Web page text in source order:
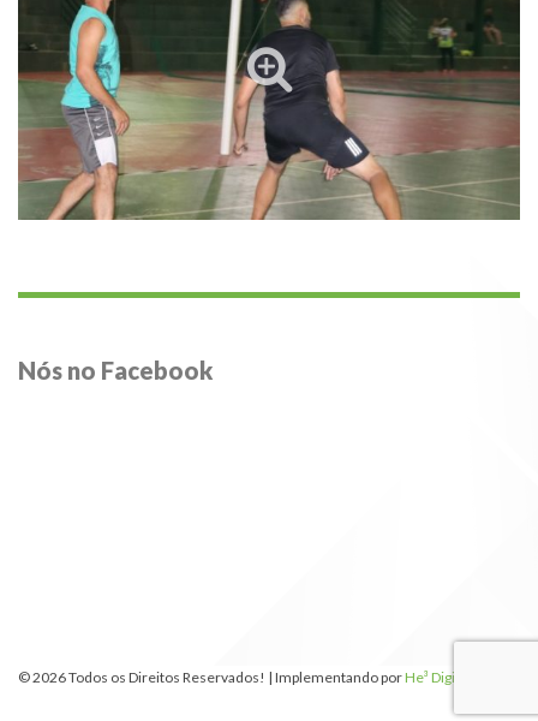
Nós no Facebook
© 2026 Todos os Direitos Reservados! | Implementando porHe³ Digital